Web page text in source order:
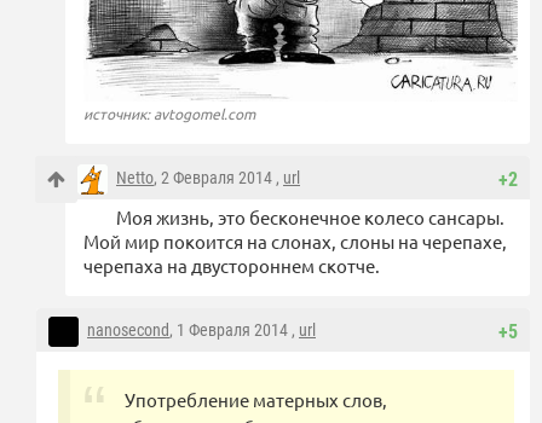
источник: avtogomel.com
+2
Netto, 2 Февраля 2014 , url
Моя жизнь, это бесконечное колесо сансары.
Мой мир покоится на слонах, слоны на черепахе,
черепаха на двустороннем скотче.
+5
nanosecond, 1 Февраля 2014 , url
Употребление матерных слов,